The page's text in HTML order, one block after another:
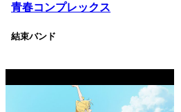
青春コンプレックス
結束バンド